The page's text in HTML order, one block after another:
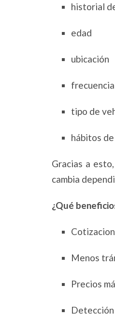
historial
edad
ubicación
tipo de
hábitos
Gracias a
cambia
¿Qué
Menos
Precios